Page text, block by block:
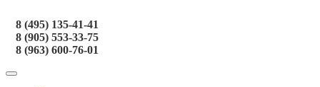
8 (495) 135-41-41
8 (905) 553-33-75
8 (963) 600-76-01